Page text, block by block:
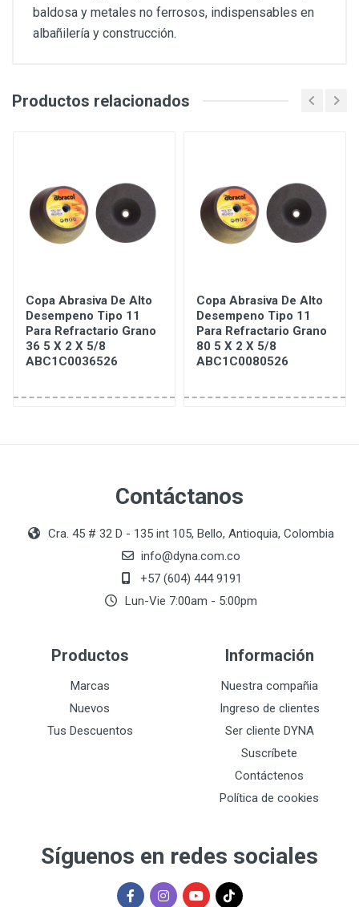
baldosa y metales no ferrosos, indispensables en
albañilería y construcción.
Productos relacionados
Copa Abrasiva De Alto
Desempeno Tipo 11
Para Refractario Grano
36 5 X 2 X 5/8
ABC1C0036526
Copa Abrasiva De Alto
Desempeno Tipo 11
Para Refractario Grano
80 5 X 2 X 5/8
ABC1C0080526
Contáctanos
Cra. 45 # 32 D - 135 int 105, Bello, Antioquia, Colombia
info@dyna.com.co
+57 (604) 444 9191
Lun-Vie 7:00am - 5:00pm
Productos
Marcas
Nuevos
Tus Descuentos
Información
Nuestra compañia
Ingreso de clientes
Ser cliente DYNA
Suscríbete
Contáctenos
Política de cookies
Síguenos en redes sociales